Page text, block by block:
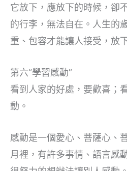
它放下，應放下的時候，卻
的行李，無法自在。人生的
重、包容才能讓人接受，放
第六“學習感動”
看到人家的好處，要歡喜；
動。
感動是一個愛心、菩薩心、
月裡，有許多事情、語言感